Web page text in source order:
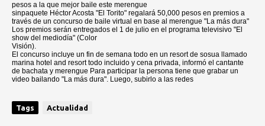
pesos a la que mejor baile este merengue
sinpaquete Héctor Acosta "El Torito" regalará 50,000 pesos en premios a
través de un concurso de baile virtual en base al merengue "La más dura"
Los premios serán entregados el 1 de julio en el programa televisivo "El
show del mediodía" (Color
Visión).
El concurso incluye un fin de semana todo en un resort de sosua llamado
marina hotel and resort todo incluido у cena privada, informó el cantante
de bachata y merengue Para participar la persona tiene que grabar un
video bailando "La más dura". Luego, subirlo a las redes
Tags Actualidad